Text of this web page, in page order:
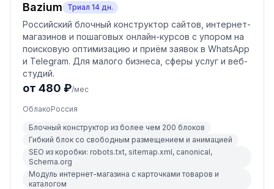
Bazium Триал 14 дн.
Российский блочный конструктор сайтов, интернет-
магазинов и пошаговых онлайн-курсов с упором на
поисковую оптимизацию и приём заявок в WhatsApp
и Telegram. Для малого бизнеса, сферы услуг и веб-
студий.
от 480 ₽/мес
ОблакоРоссия
Блочный конструктор из более чем 200 блоков
Гибкий блок со свободным размещением и анимацией
SEO из коробки: robots.txt, sitemap.xml, canonical,
Schema.org
Модуль интернет-магазина с карточками товаров и
каталогом